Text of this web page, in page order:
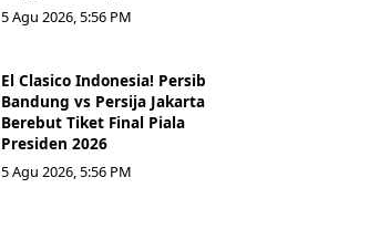
5 Agu 2026, 5:56 PM
El Clasico Indonesia! Persib
Bandung vs Persija Jakarta
Berebut Tiket Final Piala
Presiden 2026
5 Agu 2026, 5:56 PM